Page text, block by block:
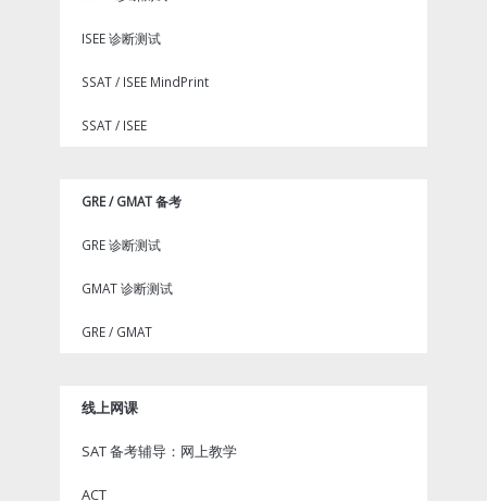
ISEE 诊断测试
SSAT / ISEE MindPrint
SSAT / ISEE
GRE / GMAT 备考
GRE 诊断测试
GMAT 诊断测试
GRE / GMAT
线上网课
SAT 备考辅导：网上教学
ACT